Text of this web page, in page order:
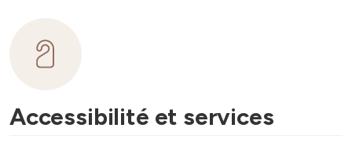
Accessibilité et services